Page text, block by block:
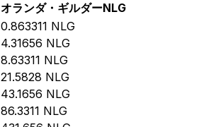
オランダ・ギルダーNLG
0.863311 NLG
4.31656 NLG
8.63311 NLG
21.5828 NLG
43.1656 NLG
86.3311 NLG